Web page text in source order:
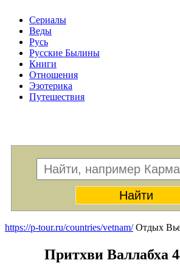
Сериалы
Веды
Русь
Русские Былины
Книги
Отношения
Эзотерика
Путешествия
https://p-tour.ru/countries/vetnam/Отдых
Притхви Валлабха